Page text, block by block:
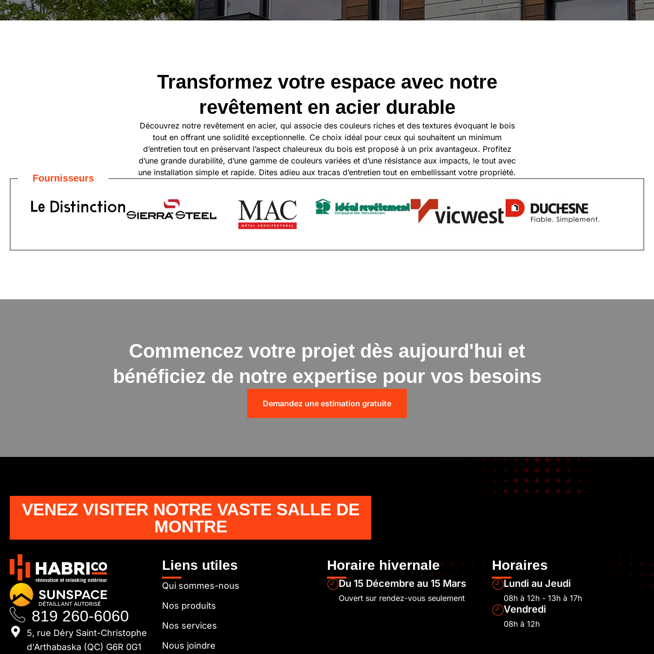
Transformez votre espace avec notre
revêtement en acier durable
Découvrez notre revêtement en acier, qui associe des couleurs riches et des textures évoquant le bois
tout en offrant une solidité exceptionnelle. Ce choix idéal pour ceux qui souhaitent un minimum
d’entretien tout en préservant l’aspect chaleureux du bois est proposé à un prix avantageux. Profitez
d’une grande durabilité, d’une gamme de couleurs variées et d’une résistance aux impacts, le tout avec
une installation simple et rapide. Dites adieu aux tracas d’entretien tout en embellissant votre propriété.
Fournisseurs
Commencez votre projet dès aujourd'hui et
bénéficiez de notre expertise pour vos besoins
Demandez une estimation gratuite
VENEZ VISITER NOTRE VASTE SALLE DE
MONTRE
819 260-6060
5, rue Déry Saint-Christophe
d'Arthabaska (QC) G6R 0G1
Liens utiles
Qui sommes-nous
Nos produits
Nos services
Nous joindre
Horaire hivernale
Du 15 Décembre au 15 Mars
Ouvert sur rendez-vous seulement
Horaires
Lundi au Jeudi
08h à 12h - 13h à 17h
Vendredi
08h à 12h